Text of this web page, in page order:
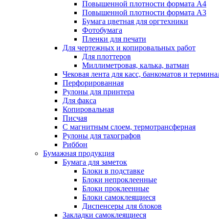
Повышенной плотности формата А4
Повышенной плотности формата А3
Бумага цветная для оргтехники
Фотобумага
Пленки для печати
Для чертежных и копировальных работ
Для плоттеров
Миллиметровая, калька, ватман
Чековая лента для касс, банкоматов и
Перфорированная
Рулоны для принтера
Для факса
Копировальная
Писчая
С магнитным слоем, термотрансферная
Рулоны для тахографов
Риббон
Бумажная продукция
Бумага для заметок
Блоки в подставке
Блоки непроклеенные
Блоки проклеенные
Блоки самоклеящиеся
Диспенсеры для блоков
Закладки самоклеящиеся